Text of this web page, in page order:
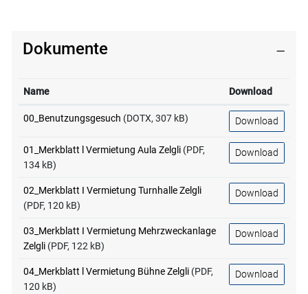
Dokumente
Name Download
00_Benutzungsgesuch (DOTX, 307 kB) Download
01_Merkblatt l Vermietung Aula Zelgli (PDF,
134 kB)
Download
02_Merkblatt I Vermietung Turnhalle Zelgli
(PDF, 120 kB)
Download
03_Merkblatt I Vermietung Mehrzweckanlage
Zelgli (PDF, 122 kB)
Download
04_Merkblatt l Vermietung Bühne Zelgli (PDF,
120 kB)
Download